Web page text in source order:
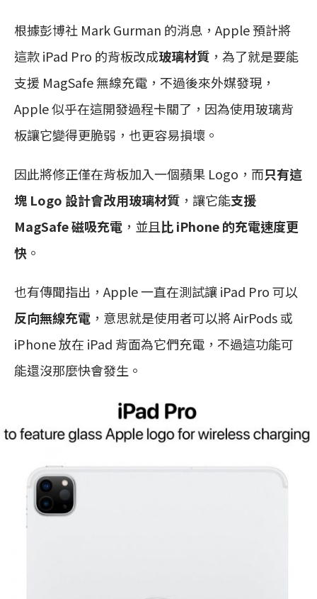
根據彭博社 Mark Gurman 的消息，Apple 預計將
這款 iPad Pro 的背板改成玻璃材質 ，為了就是要能
支援 MagSafe 無線充電，不過後來外媒發現，
Apple 似乎在這開發過程卡關了，因為使用玻璃背
板讓它變得更脆弱，也更容易損壞。
因此將修正僅在背板加入一個蘋果 Logo，而只有這
塊 Logo 設計會改用玻璃材質 ，讓它能支援
MagSafe 磁吸充電 ，並且比 iPhone 的充電速度更
快 。
也有傳聞指出，Apple 一直在測試讓 iPad Pro 可以
反向無線充電 ，意思就是使用者可以將 AirPods 或
iPhone 放在 iPad 背面為它們充電，不過這功能可
能還沒那麼快會發生。